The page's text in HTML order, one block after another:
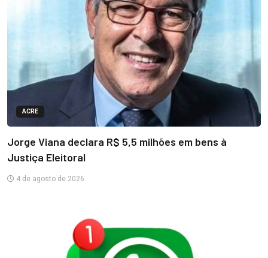
ACRE
Jorge Viana declara R$ 5,5 milhões em bens à
Justiça Eleitoral
4 de agosto de 2026